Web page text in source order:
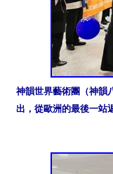
神韻世界藝術團（神韻
出，從歐洲的最後一站